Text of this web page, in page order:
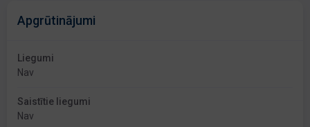
Apgrūtinājumi
Liegumi
Nav
Saistītie liegumi
Nav